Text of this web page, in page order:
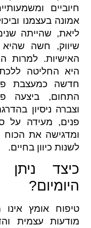
חיוביים
אמונה בעצמנו
ליאת, שהייתה
שיווק, חשה
האישיות. למרות
היא החליטה
חדשה כמעצבת
התחום, ביצעה
וצברה ניסיון
פנים, מעידה על
ומדגישה את
לשנות כיוון בחיים.
כיצד
היומיום?
טיפוח אומץ
מודעות עצמית